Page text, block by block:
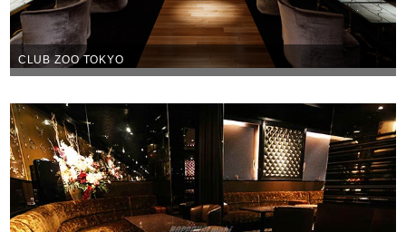
CLUB ZOO TOKYO